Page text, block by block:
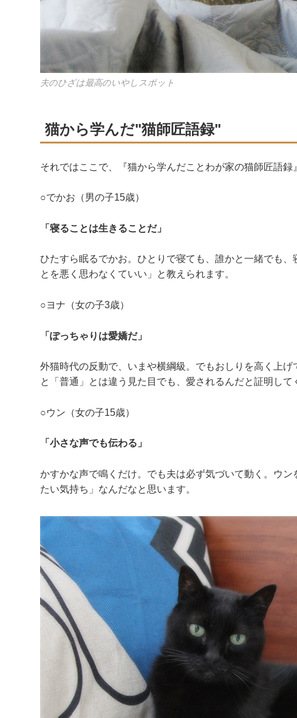
夫のひざは最高のいやしスポット
猫から学んだ"猫師匠語録"
それではここで、『猫から学んだことわが家の猫師匠語録
○でかお（男の子15歳）
「寝ることは生きることだ」
ひたすら眠るでかお。ひとりで寝ても、誰かと一緒でも
とを悪く思わなくていい」と教えられます。
○ヨナ（女の子3歳）
「ぽっちゃりは愛嬌だ」
外猫時代の反動で、いまや横綱級。でもおしりを高く上
と「普通」とは違う見た目でも、愛されるんだと証明して
○ウン（女の子15歳）
「小さな声でも伝わる」
かすかな声で鳴くだけ。でも夫は必ず気づいて動く。ウ
たい気持ち」なんだなと思います。